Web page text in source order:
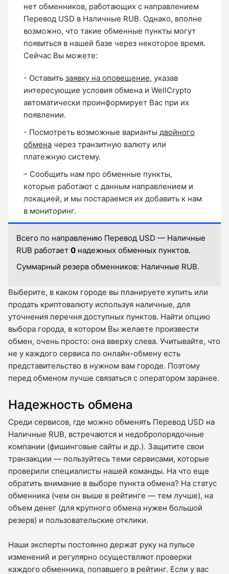
нет обменников, работающих с направлением
Перевод USD в Наличные RUB. Однако, вполне
возможно, что такие обменные пункты могут
появиться в нашей базе через некоторое время.
Сейчас Вы можете:
- Оставить заявку на оповещение, указав
интересующие условия обмена и WellCrypto
автоматически проинформирует Вас при их
появлении.
- Посмотреть возможные варианты двойного
обмена через транзитную валюту или
платежную систему.
– Сообщить нам про обменные пункты,
которые работают с данным направлением и
локацией, и мы постараемся их добавить к нам
в мониторинг.
Всего по направлению Перевод USD — Наличные
RUB работает 0 надежных обменных пунктов.
Суммарный резерв обменников: Наличные RUB.
Выберите, в каком городе вы планируете купить или
продать криптовалюту используя наличные, для
уточнения перечня доступных пунктов. Найти опцию
выбора города, в котором Вы желаете произвести
обмен, очень просто: она вверху слева. Учитывайте, что
не у каждого сервиса по онлайн-обмену есть
представительство в нужном вам городе. Поэтому
перед обменом лучше связаться с оператором заранее.
Надежность обмена
Среди сервисов, где можно обменять Перевод USD на
Наличные RUB, встречаются и недобропорядочные
компании (фишинговые сайты и др.). Защитите свои
транзакции — пользуйтесь теми сервисами, которые
проверили специалисты нашей команды. На что еще
обратить внимание в выборе пункта обмена? На статус
обменника (чем он выше в рейтинге — тем лучше), на
объем денег (для крупного обмена нужен большой
резерв) и пользовательские отклики.
Наши эксперты постоянно держат руку на пульсе
изменений и регулярно осуществляют проверки
каждого обменника, попавшего в рейтинг. Если у вас